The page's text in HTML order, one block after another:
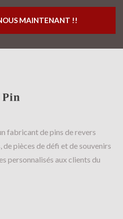
MAINTENANT !!
fabricant de pins de revers
de pièces de défi et de souvenirs
personnalisés aux clients du